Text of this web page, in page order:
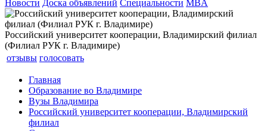
Новости Доска объявлений Специальности MBA
Российский университет кооперации, Владимирский филиал
(Филиал РУК г. Владимире)
отзывы голосовать
Главная
Образование во Владимире
Вузы Владимира
Российский университет кооперации, Владимирский
филиал